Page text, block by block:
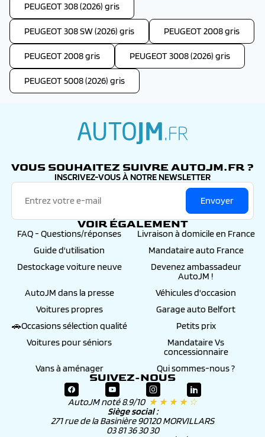
PEUGEOT 308 (2026) gris
PEUGEOT 308 SW (2026) gris PEUGEOT 2008 gris
PEUGEOT 2008 gris PEUGEOT 3008 (2026) gris
PEUGEOT 5008 (2026) gris
VOUS SOUHAITEZ SUIVRE AUTOJM.FR ?
INSCRIVEZ-VOUS À NOTRE NEWSLETTER
Envoyer
VOIR ÉGALEMENT
FAQ - Questions/réponses
Livraison à domicile en France
Guide d'utilisation
Mandataire auto France
Destockage voiture neuve
Devenez ambassadeur
AutoJM !
AutoJM dans la presse
Véhicules d'occasion
Voitures propres
Garage auto Belfort
🚗Occasions sélection qualité
Petits prix
Voitures pour séniors
Mandataire Vs
concessionnaire
Vans à aménager
Qui sommes-nous ?
SUIVEZ-NOUS
AutoJM noté 8.9/10 ★ ★ ★ ★ ☆
Siège social :
271 rue de la Basinière 90120 MORVILLARS
03 81 36 30 30